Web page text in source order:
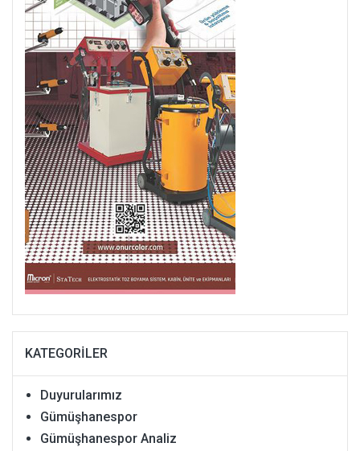
KATEGORILER
Duyurularımız
Gümüşhanespor
Gümüşhanespor Analiz